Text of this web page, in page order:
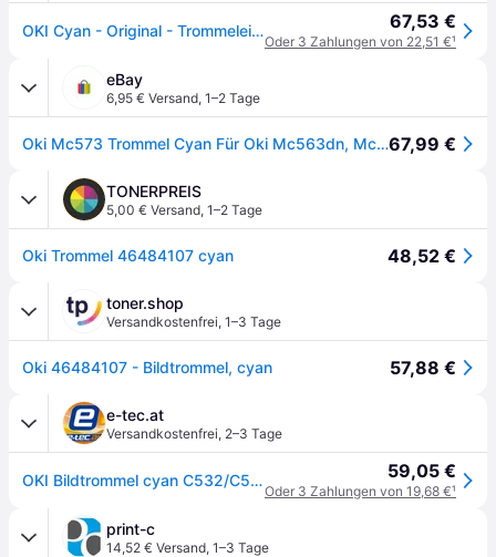
OKI Cyan - Original - Trommeleinheit - für OKI MC563dn, MC563dnw 67,53 €
Oder 3 Zahlungen von 22,51 €¹
eBay
6,95 € Versand, 1–2 Tage
Oki Mc573 Trommel Cyan Für Oki Mc563dn, Mc563dnw , Oki C542dn67,99 €
TONERPREIS
5,00 € Versand, 1–2 Tage
Oki Trommel 46484107 cyan 48,52 €
toner.shop
Versandkostenfrei, 1–3 Tage
Oki 46484107 - Bildtrommel, cyan 57,88 €
e-tec.at
Versandkostenfrei, 2–3 Tage
OKI Bildtrommel cyan C532/C542 ca. 30.000 Seiten MC563/573 59,05 €
Oder 3 Zahlungen von 19,68 €¹
print-c
14,52 € Versand, 1–3 Tage